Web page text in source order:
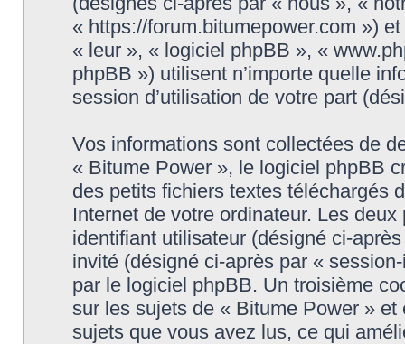
« https://forum.bitumepower.com »)
« leur », « logiciel phpBB », «
phpBB ») utilisent n’importe quelle
session d’utilisation de votre part
Vos informations sont collectées de
« Bitume Power », le logiciel phpBB
des petits fichiers textes téléchargés
Internet de votre ordinateur. Les
identifiant utilisateur (désigné ci-
invité (désigné ci-après par «
par le logiciel phpBB. Un troisième
sur les sujets de « Bitume Power »
sujets que vous avez lus, ce qui